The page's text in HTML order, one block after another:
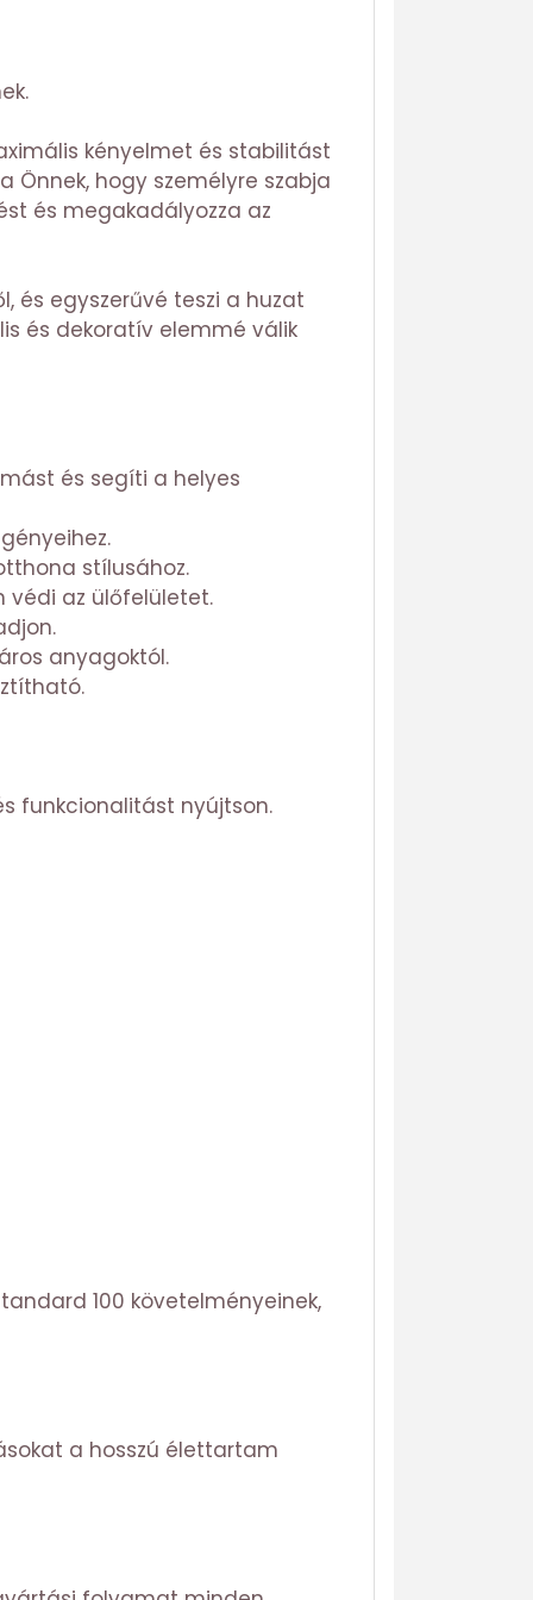
kényelmet és stabilitást
hogy személyre szabja
és megakadályozza az
és egyszerűvé teszi a huzat
és dekoratív elemmé válik
és segíti a helyes
stílusához.
védi az ülőfelületet.
anyagoktól.
funkcionalitást nyújtson.
100 követelményeinek,
a hosszú élettartam